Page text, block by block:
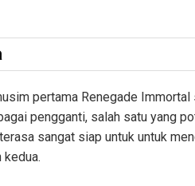
pertama Renegade
pengganti, salah satu yang
sangat siap untuk untuk